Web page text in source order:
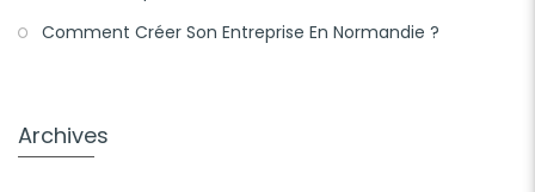
Comment Créer Son Entreprise En Normandie ?
Archives